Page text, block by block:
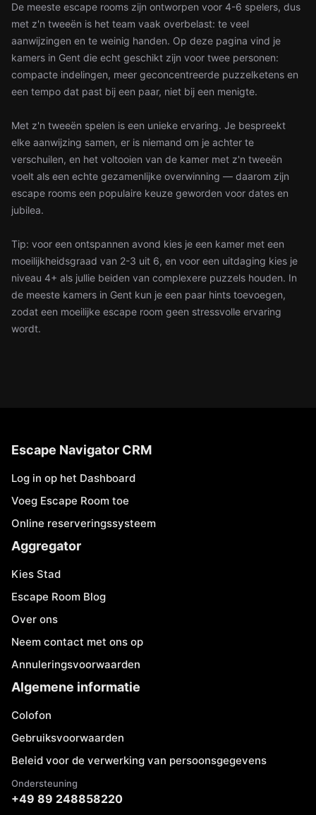
De meeste escape rooms zijn ontworpen voor 4-6 spelers, dus
met z'n tweeën is het team vaak overbelast: te veel
aanwijzingen en te weinig handen. Op deze pagina vind je
kamers in Gent die echt geschikt zijn voor twee personen:
compacte indelingen, meer geconcentreerde puzzelketens en
een tempo dat past bij een paar, niet bij een menigte.
Met z'n tweeën spelen is een unieke ervaring. Je bespreekt
elke aanwijzing samen, er is niemand om je achter te
verschuilen, en het voltooien van de kamer met z'n tweeën
voelt als een echte gezamenlijke overwinning — daarom zijn
escape rooms een populaire keuze geworden voor dates en
jubilea.
Tip: voor een ontspannen avond kies je een kamer met een
moeilijkheidsgraad van 2-3 uit 6, en voor een uitdaging kies je
niveau 4+ als jullie beiden van complexere puzzels houden. In
de meeste kamers in Gent kun je een paar hints toevoegen,
zodat een moeilijke escape room geen stressvolle ervaring
wordt.
Escape Navigator CRM
Log in op het Dashboard
Voeg Escape Room toe
Online reserveringssysteem
Aggregator
Kies Stad
Escape Room Blog
Over ons
Neem contact met ons op
Annuleringsvoorwaarden
Algemene informatie
Colofon
Gebruiksvoorwaarden
Beleid voor de verwerking van persoonsgegevens
Ondersteuning
+49 89 248858220